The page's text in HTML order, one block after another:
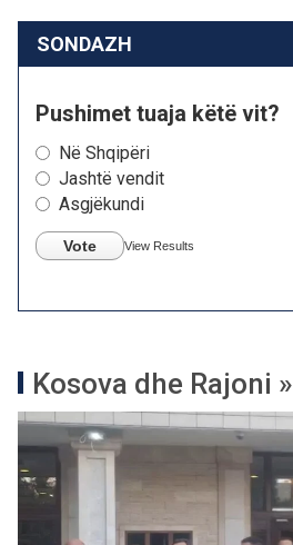
SONDAZH
Pushimet tuaja këtë vit?
Në Shqipëri
Jashtë vendit
Asgjëkundi
Vote View Results
Kosova dhe Rajoni »